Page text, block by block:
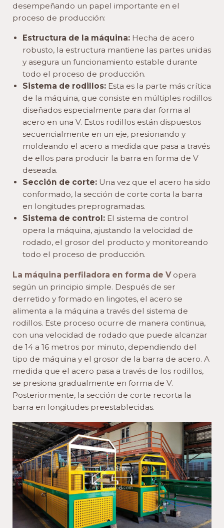
desempeñando un papel importante en el
proceso de producción:
Estructura de la máquina: Hecha de acero
robusto, la estructura mantiene las partes unidas
y asegura un funcionamiento estable durante
todo el proceso de producción.
Sistema de rodillos: Esta es la parte más crítica
de la máquina, que consiste en múltiples rodillos
diseñados especialmente para dar forma al
acero en una V. Estos rodillos están dispuestos
secuencialmente en un eje, presionando y
moldeando el acero a medida que pasa a través
de ellos para producir la barra en forma de V
deseada.
Sección de corte: Una vez que el acero ha sido
conformado, la sección de corte corta la barra
en longitudes preprogramadas.
Sistema de control: El sistema de control
opera la máquina, ajustando la velocidad de
rodado, el grosor del producto y monitoreando
todo el proceso de producción.
La máquina perfiladora en forma de V opera
según un principio simple. Después de ser
derretido y formado en lingotes, el acero se
alimenta a la máquina a través del sistema de
rodillos. Este proceso ocurre de manera continua,
con una velocidad de rodado que puede alcanzar
de 14 a 16 metros por minuto, dependiendo del
tipo de máquina y el grosor de la barra de acero. A
medida que el acero pasa a través de los rodillos,
se presiona gradualmente en forma de V.
Posteriormente, la sección de corte recorta la
barra en longitudes preestablecidas.